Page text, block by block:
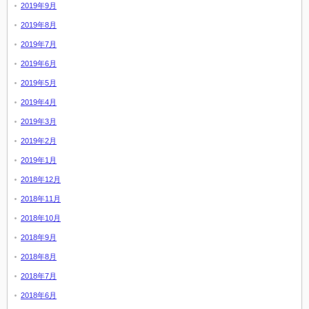
2019年9月
2019年8月
2019年7月
2019年6月
2019年5月
2019年4月
2019年3月
2019年2月
2019年1月
2018年12月
2018年11月
2018年10月
2018年9月
2018年8月
2018年7月
2018年6月